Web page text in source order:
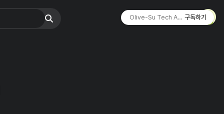
Olive-Su Tech Archive ☄︎
구독하기